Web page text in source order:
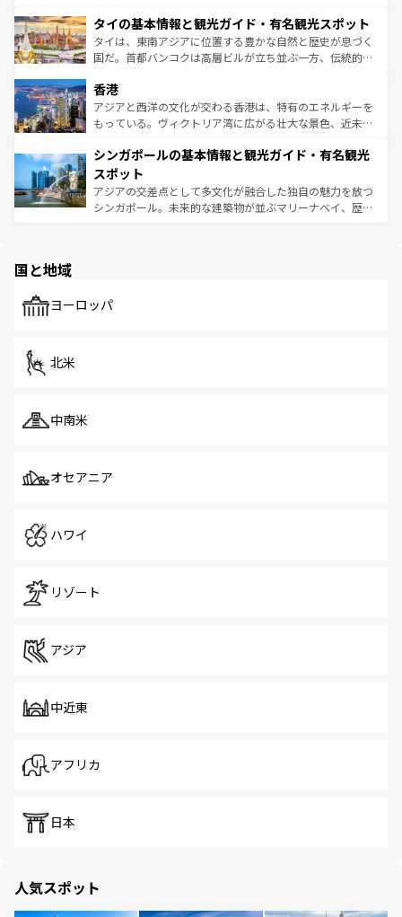
わってみてほしい。 なお、新着の韓国情報はコンテンツ一
覧 を参照してほしい。
急速な発展と共に伝統が息づく。ハノイの古い町並みやホ
ーチミン市のフランス統治時代の建物も、独特の雰囲気を
醸し出している。また、バラエティの豊かさとおいしさで
とつ。フォーやバインミー、ベトナムコーヒーなどは、ぜ
ひ現地で味わいたい。どの地域を訪れてもあたたかい人々
が旅行者を迎えてくれるので、きっと忘れられない旅にな
参照してほしい。
タイの基本情報と観光ガイド・有名観光スポット
タイは、東南アジアに位置する豊かな自然と歴史が息づく
国だ。首都バンコクは高層ビルが立ち並ぶ一方、伝統的な
の活気が交差している。北部ではチェンマイなどの山岳地
帯で自然と触れ合い、南部ではプーケットやクラビの美し
いビーチでリゾート気分を楽しむことができる。タイ料理
激する。気候は一年中温暖で、どの季節にも異なる楽しみ
が待っている。親しみやすいタイの人々、仏教を中心とし
た文化、そして多様な観光資源が、訪れる旅人を魅了し続
ける。 なお、新着のタイ情報はコンテンツ一覧を参照して
香港
アジアと西洋の文化が交わる香港は、特有のエネルギーを
もっている。ヴィクトリア湾に広がる壮大な景色、近未来
み、どこを訪れても感動するはず。観光スポットが密集し
ており、効率よく見どころを回れるのも魅力。息をのむよ
うな絶景から文化的な体験まで、香港を存分に楽しみ尽く
そう。 なお、新着の香港情報はコンテンツ一覧を参照して
シンガポールの基本情報と観光ガイド・有名観光
スポット
アジアの交差点として多文化が融合した独自の魅力を放つ
シンガポール。未来的な建築物が並ぶマリーナベイ、歴史
で、ホーカーズは地元の風情を楽しめる外せないスポット
国と地域
ヨーロッパ
北米
中南米
オセアニア
ハワイ
リゾート
アジア
中近東
アフリカ
日本
人気スポット